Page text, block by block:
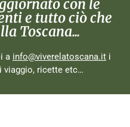
con le
e tutto ciò che
Toscana...
a info@viverelatoscana.it i
viaggio, ricette etc…